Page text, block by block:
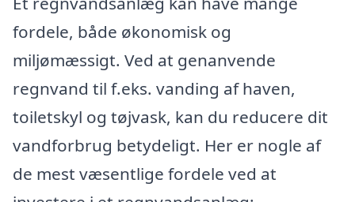
fordele, både økonomisk og
miljømæssigt. Ved at genanvende
regnvand til f.eks. vanding af haven,
toiletskyl og tøjvask, kan du reducere dit
vandforbrug betydeligt. Her er nogle af
de mest væsentlige fordele ved at